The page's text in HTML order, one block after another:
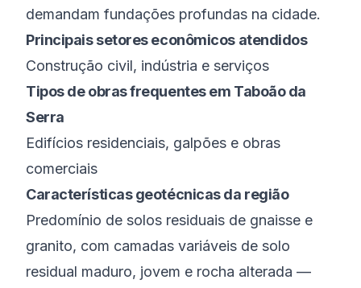
demandam fundações profundas na cidade.
Principais setores econômicos atendidos
Construção civil, indústria e serviços
Tipos de obras frequentes em Taboão da
Serra
Edifícios residenciais, galpões e obras
comerciais
Características geotécnicas da região
Predomínio de solos residuais de gnaisse e
granito, com camadas variáveis de solo
residual maduro, jovem e rocha alterada —